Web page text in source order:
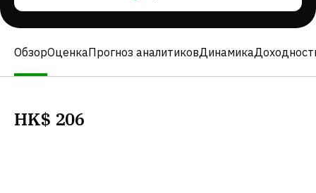
ОбзорОценкаПрогноз аналитиковДинамика
HK$ 206